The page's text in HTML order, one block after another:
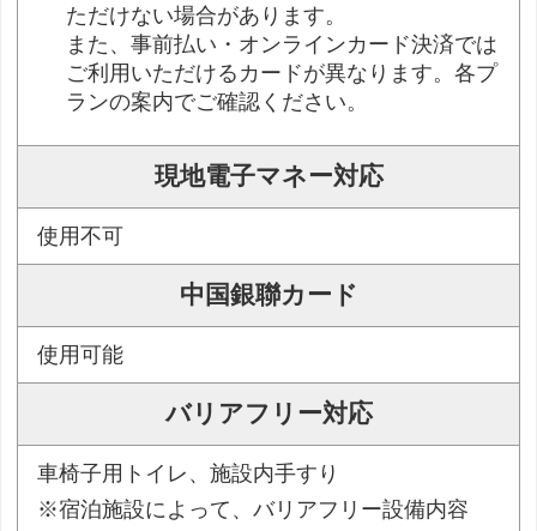
ただけない場合があります。
また、事前払い・オンラインカード決済では
ご利用いただけるカードが異なります。各プ
ランの案内でご確認ください。
現地電子マネー対応
使用不可
中国銀聯カード
使用可能
バリアフリー対応
車椅子用トイレ、施設内手すり
※宿泊施設によって、バリアフリー設備内容